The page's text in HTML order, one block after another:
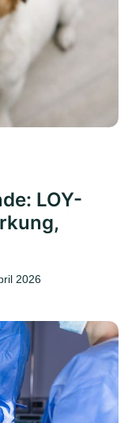
LOY-
2026